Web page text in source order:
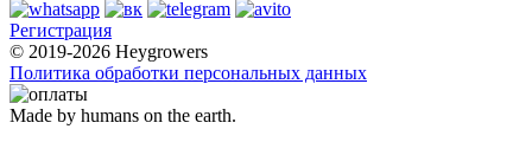
Регистрация
© 2019-2026 Heygrowers
Политика обработки персональных данных
Made by humans on the earth.